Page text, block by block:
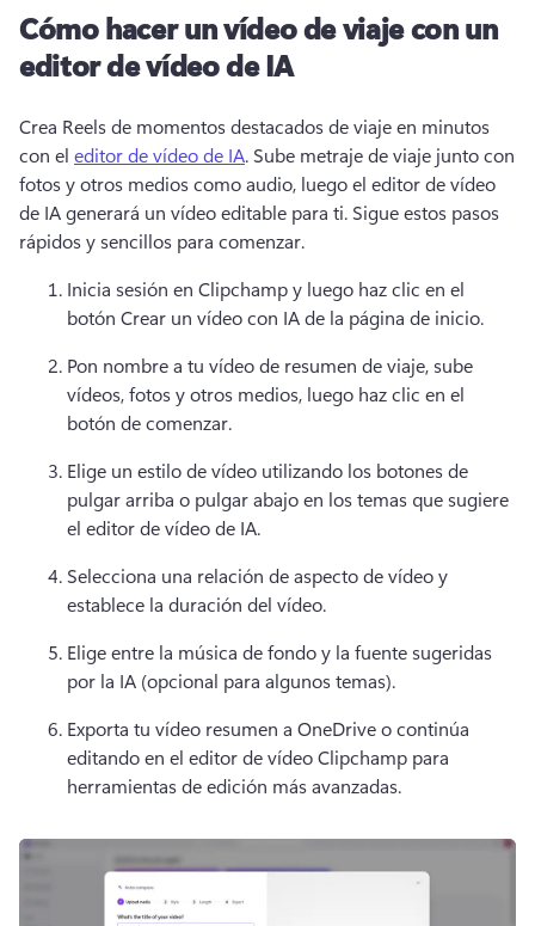
Cómo hacer un vídeo de viaje con un
editor de vídeo de IA
Crea Reels de momentos destacados de viaje en minutos
con el editor de vídeo de IA. Sube metraje de viaje junto con
fotos y otros medios como audio, luego el editor de vídeo
de IA generará un vídeo editable para ti. Sigue estos pasos
rápidos y sencillos para comenzar.
Inicia sesión en Clipchamp y luego haz clic en el
botón Crear un vídeo con IA de la página de inicio.
Pon nombre a tu vídeo de resumen de viaje, sube
vídeos, fotos y otros medios, luego haz clic en el
botón de comenzar.
Elige un estilo de vídeo utilizando los botones de
pulgar arriba o pulgar abajo en los temas que sugiere
el editor de vídeo de IA.
Selecciona una relación de aspecto de vídeo y
establece la duración del vídeo.
Elige entre la música de fondo y la fuente sugeridas
por la IA (opcional para algunos temas).
Exporta tu vídeo resumen a OneDrive o continúa
editando en el editor de vídeo Clipchamp para
herramientas de edición más avanzadas.